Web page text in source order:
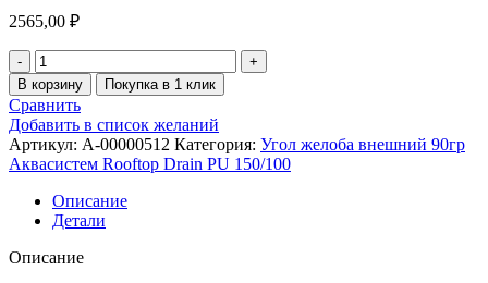
2565,00 ₽
В корзину Покупка в 1 клик
Сравнить
Добавить в список желаний
Артикул: A-00000512 Категория: Угол желоба внешний 90гр
Аквасистем Rooftop Drain PU 150/100
Описание
Детали
Описание